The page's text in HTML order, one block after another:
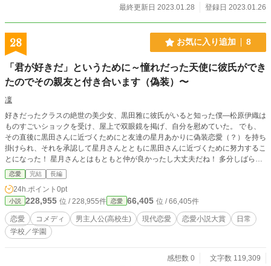
最終更新日 2023.01.28
登録日 2023.01.26
28 お気に入り追加 8
「君が好きだ」というために～憧れだった天使に彼氏ができ
たのでその親友と付き合います（偽装）〜
凜
好きだったクラスの絶世の美少女、黒田雅に彼氏がいると知った僕―松原伊織は
ものすごいショックを受け、屋上で双眼鏡を掲げ、自分を慰めていた。 でも、
その直後に黒田さんに近づくためにと友達の星月あかりに偽装恋愛（？）を持ち
掛けられ、それを承認して星月さんとともに黒田さんに近づくために努力するこ
とになった！ 星月さんとはもともと仲が良かったし大丈夫だね！ 多分しばらく
毎日更新します。
恋愛 完結 長編
24h.ポイント 0pt
小説 228,955 位 / 228,955件 恋愛 66,405 位 / 66,405件
恋愛 コメディ 男主人公(高校生) 現代恋愛 恋愛小説大賞
日常
学校／学園
感想数 0
文字数 119,309